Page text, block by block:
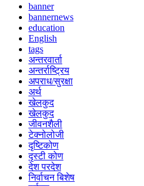
banner
bannernews
education
English
tags
अन्तरवार्ता
अन्तर्राष्ट्रिय
अपराध/सुरक्षा
अर्थ
खेलकुद
खेलकुद
जीवनशैली
टेक्नोलोजी
दृष्टिकोण
दृस्टी कोण
देश परदेश
निर्वाचन बिशेष